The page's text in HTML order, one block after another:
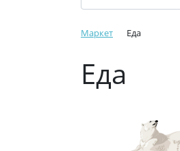
Маркет Еда
Еда